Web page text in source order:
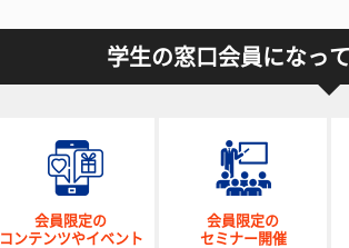
学生の窓口会員になっ
会員限定の
コンテンツやイベント
会員限定の
セミナー開催